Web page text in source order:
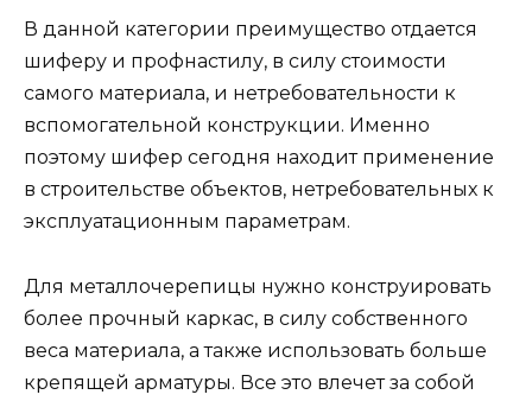
В данной категории преимущество отдается
шиферу и профнастилу, в силу стоимости
самого материала, и нетребовательности к
вспомогательной конструкции. Именно
поэтому шифер сегодня находит применение
в строительстве объектов, нетребовательных к
эксплуатационным параметрам.
Для металлочерепицы нужно конструировать
более прочный каркас, в силу собственного
веса материала, а также использовать больше
крепящей арматуры. Все это влечет за собой